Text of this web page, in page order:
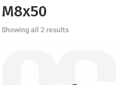
M8x50
Showing all 2 results